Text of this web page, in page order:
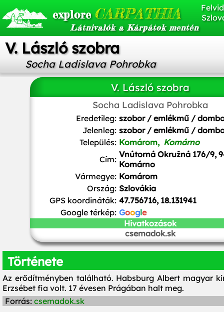
explore CARPATHIA
Látnivalók a Kárpátok mentén
V. László szobra
Socha Ladislava Pohrobka
V. László szobra
Socha Ladislava Pohrobka
Szeder László/CC BY-SA
Eredetileg: szobor / emlékmű /
Jelenleg: szobor / emlékmű /
Település: Komárom, Komárno
Cím: Vnútorná Okružná 176/9,
Komárno
Vármegye: Komárom
Ország: Szlovákia
GPS koordináták: 47.756716, 18.131941
Google térkép: Google
Hivatkozások
csemadok.sk
Története
Az erődítményben található. Habsburg Albert magyar
Erzsébet fia volt. 17 évesen Prágában halt meg.
Forrás: csemadok.sk